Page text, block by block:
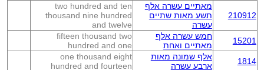
210912
מאתיים עשרה אלף
תשע מאות שתיים
עשרה
two hundred and ten
thousand nine hundred
and twelve
15201
חמש עשרה אלף
מאתיים ואחת
fifteen thousand two
hundred and one
1814
אלף שמונה מאות
ארבע עשרה
one thousand eight
hundred and fourteen